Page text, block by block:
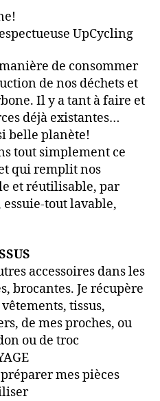
UpCycling
de consommer
de nos déchets et
Il y a tant à faire et
déjà existantes…
belle planète!
tout simplement ce
qui remplit nos
et réutilisable, par
tout lavable,
accessoires dans les
brocantes. Je récupère
tissus,
de mes proches, ou
ou de troc
mes pièces